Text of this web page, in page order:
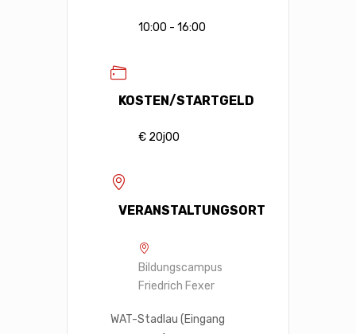
10:00 - 16:00
KOSTEN/STARTGELD
€ 20j00
VERANSTALTUNGSORT
Bildungscampus
Friedrich Fexer
WAT-Stadlau (Eingang